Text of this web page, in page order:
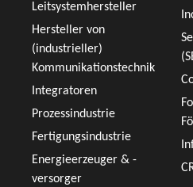
Leitsystemhersteller
Hersteller von
(industrieller)
Kommunikationstechnik
Integratoren
Prozessindustrie
Fertigungsindustrie
Energieerzeuger & -
versorger